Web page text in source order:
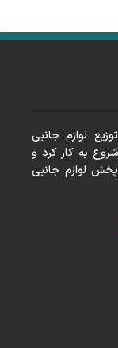
لوازم جانبی
١٣٨٢ تأسيس و شروع به كار كرد و
لوازم جانبی